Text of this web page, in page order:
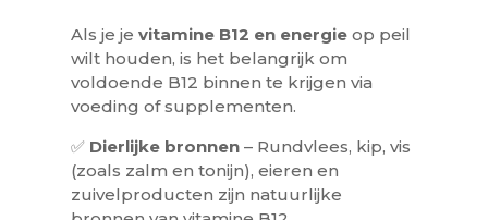
Als je je vitamine B12 en energieop peil
wilt houden, is het belangrijk om
voldoende B12 binnen te krijgen via
voeding of supplementen.
✅ Dierlijke bronnen– Rundvlees, kip, vis
(zoals zalm en tonijn), eieren en
zuivelproducten zijn natuurlijke